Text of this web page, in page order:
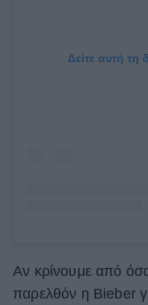
Δείτε αυτή
Αν κρίνουμε από
παρελθόν η Bieber